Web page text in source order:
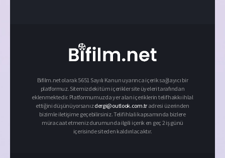
Bifilm.net olarak 5651 Sayılı Kanun uyarınca içerik sağlayıcı bir
platformuz. Sitemizdeki tüm içerikler site üyeleri tarafından
eklenmektedir. Platformumuzda yer alan içeriklerin telif hakkı ihlal
ettiğini düşünüyorsanızdergi@outlook.com.tr adresi üzerinden
bizimle iletişime geçebilirsiniz. Telif ihlali kapsamında bizlere
müracaat etmeniz durumunda ilgili içerik en geç 2 iş günü
içerisinde siteden kaldırılacaktır.